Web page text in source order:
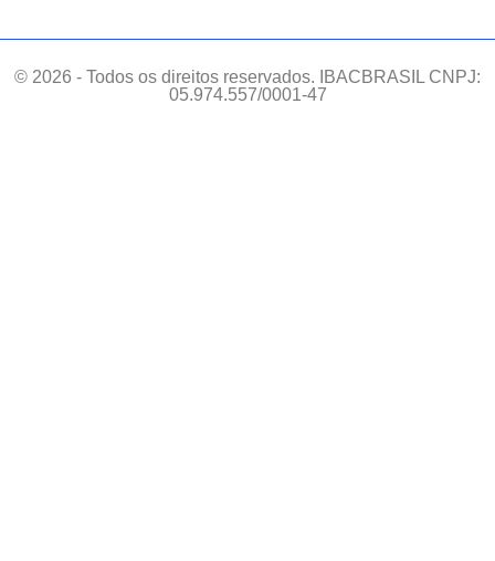
© 2026 - Todos os direitos reservados. IBACBRASIL CNPJ:
05.974.557/0001-47